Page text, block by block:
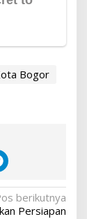
Bogor
berikutnya
Persiapan